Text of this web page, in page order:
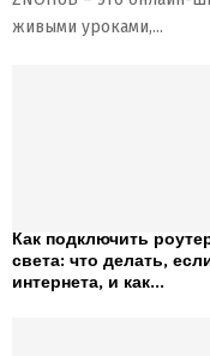
живыми уроками,...
Как подключить
света: что делать,
интернета, и как...